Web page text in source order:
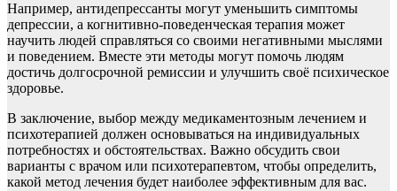
Например, антидепрессанты могут уменьшить симптомы
депрессии, а когнитивно-поведенческая терапия может
научить людей справляться со своими негативными мыслями
и поведением. Вместе эти методы могут помочь людям
достичь долгосрочной ремиссии и улучшить своё психическое
здоровье.
В заключение, выбор между медикаментозным лечением и
психотерапией должен основываться на индивидуальных
потребностях и обстоятельствах. Важно обсудить свои
варианты с врачом или психотерапевтом, чтобы определить,
какой метод лечения будет наиболее эффективным для вас.